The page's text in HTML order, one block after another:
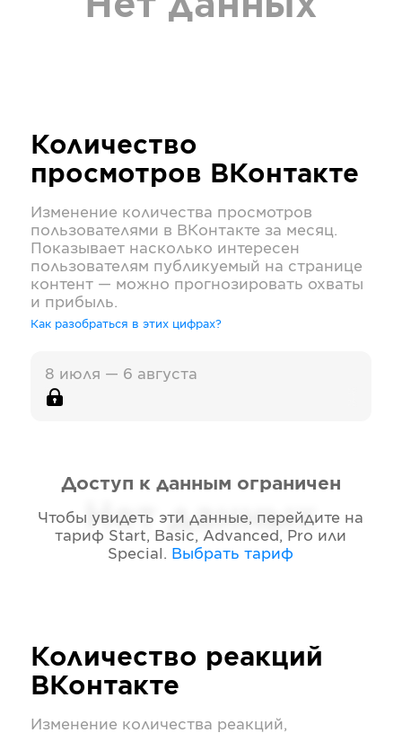
Количество
просмотров ВКонтакте
Изменение количества просмотров
пользователями в ВКонтакте за месяц.
Показывает насколько интересен
пользователям публикуемый на странице
контент — можно прогнозировать охваты
и прибыль.
Как разобраться в этих цифрах?
8 июля — 6 августа
Нет данных
Доступ к данным ограничен
Чтобы увидеть эти данные, перейдите на
тариф Start, Basic, Advanced, Pro или
Special . Выбрать тариф
Количество реакций
ВКонтакте
Изменение количества реакций,